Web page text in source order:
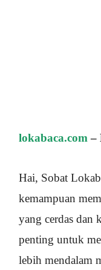
lokabaca.com –
Hai, Sobat
kemampuan
yang cerdas dan
penting untuk
lebih mendalam